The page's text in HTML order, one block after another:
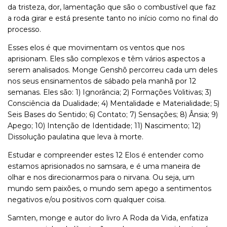
da tristeza, dor, lamentação que são o combustível que faz
a roda girar e está presente tanto no início como no final do
processo.
Esses elos é que movimentam os ventos que nos
aprisionam. Eles são complexos e têm vários aspectos a
serem analisados. Monge Genshõ percorreu cada um deles
nos seus ensinamentos de sábado pela manhã por 12
semanas. Eles são: 1) Ignorância; 2) Formações Volitivas; 3)
Consciência da Dualidade; 4) Mentalidade e Materialidade; 5)
Seis Bases do Sentido; 6) Contato; 7) Sensações; 8) Ânsia; 9)
Apego; 10) Intenção de Identidade; 11) Nascimento; 12)
Dissolução paulatina que leva à morte.
Estudar e compreender estes 12 Elos é entender como
estamos aprisionados no samsara, e é uma maneira de
olhar e nos direcionarmos para o nirvana. Ou seja, um
mundo sem paixões, o mundo sem apego a sentimentos
negativos e/ou positivos com qualquer coisa.
Samten, monge e autor do livro A Roda da Vida, enfatiza